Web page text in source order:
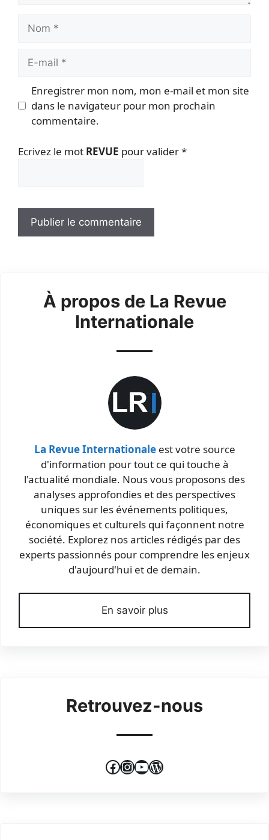
Nom
Enregistrer mon nom, mon e-mail et mon site
dans le navigateur pour mon prochain
commentaire.
Ecrivez le mot REVUE pour valider*
À propos de La Revue
Internationale
La Revue Internationaleest votre source
d'information pour tout ce qui touche à
l'actualité mondiale. Nous vous proposons des
analyses approfondies et des perspectives
uniques sur les événements politiques,
économiques et culturels qui façonnent notre
société. Explorez nos articles rédigés par des
experts passionnés pour comprendre les enjeux
d'aujourd'hui et de demain.
En savoir plus
Retrouvez-nous
Facebook
Instagram
YouTube
WordPress